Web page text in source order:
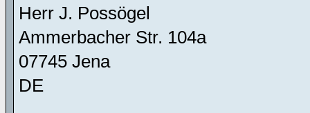
Herr J. Possögel
Ammerbacher Str. 104a
07745 Jena
DE